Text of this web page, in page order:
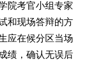
院考官小组专家
和现场答辩的方
应在候分区当场
绩，确认无误后